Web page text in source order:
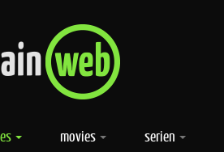
movies serien